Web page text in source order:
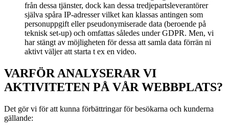
från dessa tjänster, dock kan dessa tredjepartsleverantörer
själva spåra IP-adresser vilket kan klassas antingen som
personuppgift eller pseudonymiserade data (beroende på
teknisk set-up) och omfattas således under GDPR. Men, vi
har stängt av möjligheten för dessa att samla data förrän ni
aktivt väljer att starta t ex en video.
VARFÖR ANALYSERAR VI
AKTIVITETEN PÅ VÅR WEBBPLATS?
Det gör vi för att kunna förbättringar för besökarna och kunderna
gällande: